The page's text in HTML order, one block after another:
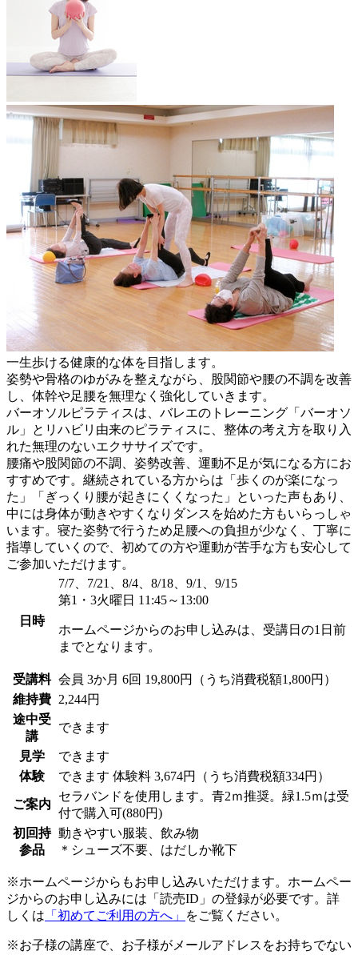
一生歩ける健康的な体を目指します。
姿勢や骨格のゆがみを整えながら、股関節や腰の不調を改善
し、体幹や足腰を無理なく強化していきます。
バーオソルピラティスは、バレエのトレーニング「バーオソ
ル」とリハビリ由来のピラティスに、整体の考え方を取り入
れた無理のないエクササイズです。
腰痛や股関節の不調、姿勢改善、運動不足が気になる方にお
すすめです。継続されている方からは「歩くのが楽になっ
た」「ぎっくり腰が起きにくくなった」といった声もあり、
中には身体が動きやすくなりダンスを始めた方もいらっしゃ
います。寝た姿勢で行うため足腰への負担が少なく、丁寧に
指導していくので、初めての方や運動が苦手な方も安心して
ご参加いただけます。
日時
7/7、7/21、8/4、8/18、9/1、9/15
第1・3火曜日 11:45～13:00
ホームページからのお申し込みは、受講日の1日前
までとなります。
受講料 会員 3か月 6回 19,800円（うち消費税額1,800円）
維持費 2,244円
途中受
講
できます
見学
できます
体験
できます 体験料 3,674円（うち消費税額334円）
ご案内
セラバンドを使用します。青2ｍ推奨。緑1.5ｍは受
付で購入可(880円)
初回持
参品
動きやすい服装、飲み物
＊シューズ不要、はだしか靴下
※ホームページからもお申し込みいただけます。ホームペー
ジからのお申し込みには「読売ID」の登録が必要です。詳
しくは 「初めてご利用の方へ」 をご覧ください。
※お子様の講座で、お子様がメールアドレスをお持ちでない